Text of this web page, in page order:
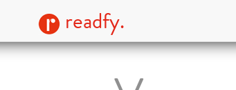
readfy.